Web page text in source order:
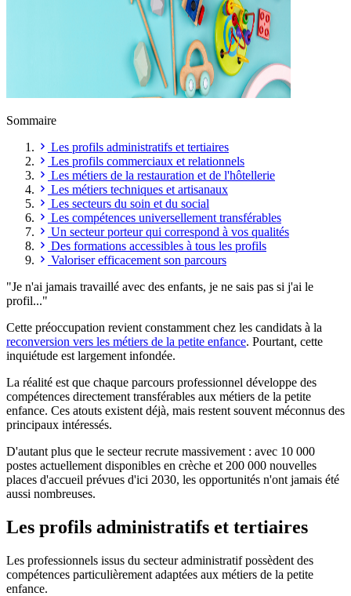
Sommaire
Les profils administratifs et tertiaires
Les profils commerciaux et relationnels
Les métiers de la restauration et de l'hôtellerie
Les métiers techniques et artisanaux
Les secteurs du soin et du social
Les compétences universellement transférables
Un secteur porteur qui correspond à vos qualités
Des formations accessibles à tous les profils
Valoriser efficacement son parcours
"Je n'ai jamais travaillé avec des enfants, je ne sais pas si j'ai le
profil..."
Cette préoccupation revient constamment chez les candidats à la
reconversion vers les métiers de la petite enfance. Pourtant, cette
inquiétude est largement infondée.
La réalité est que chaque parcours professionnel développe des
compétences directement transférables aux métiers de la petite
enfance. Ces atouts existent déjà, mais restent souvent méconnus des
principaux intéressés.
D'autant plus que le secteur recrute massivement : avec 10 000
postes actuellement disponibles en crèche et 200 000 nouvelles
places d'accueil prévues d'ici 2030, les opportunités n'ont jamais été
aussi nombreuses.
Les profils administratifs et tertiaires
Les professionnels issus du secteur administratif possèdent des
compétences particulièrement adaptées aux métiers de la petite
enfance.